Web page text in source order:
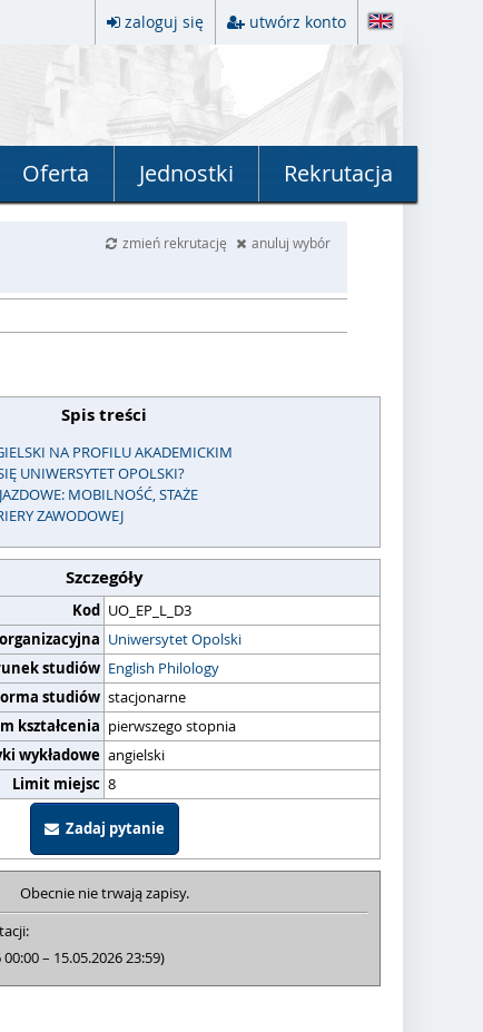
zaloguj się utwórz konto
Oferta Jednostki Rekrutacja
zmień rekrutację
anuluj wybór
Spis treści
NA PROFILU AKADEMICKIM
UNIWERSYTET OPOLSKI?
MOBILNOŚĆ, STAŻE
ZAWODOWEJ
Szczegóły
Kod UO_EP_L_D3
Uniwersytet Opolski
studiów English Philology
studiów stacjonarne
kształcenia pierwszego stopnia
wykładowe angielski
Limit miejsc 8
Zadaj pytanie
Obecnie nie trwają zapisy.
– 15.05.2026 23:59)